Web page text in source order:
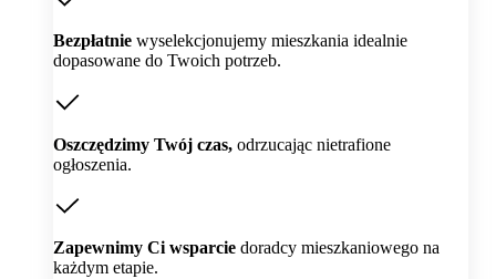
Bezpłatnie wyselekcjonujemy mieszkania idealnie
dopasowane do Twoich potrzeb.
Oszczędzimy Twój czas, odrzucając nietrafione
ogłoszenia.
Zapewnimy Ci wsparcie doradcy mieszkaniowego na
każdym etapie.